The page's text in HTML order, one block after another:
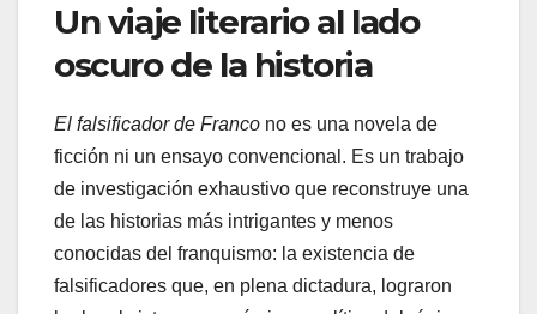
Un viaje literario al lado
oscuro de la historia
El falsificador de Franco no es una novela de
ficción ni un ensayo convencional. Es un trabajo
de investigación exhaustivo que reconstruye una
de las historias más intrigantes y menos
conocidas del franquismo: la existencia de
falsificadores que, en plena dictadura, lograron